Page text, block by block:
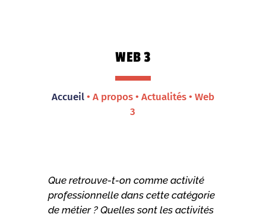
WEB 3
Accueil• A propos • Actualités • Web
3
Que retrouve-t-on comme activité
professionnelle dans cette catégorie
de métier ? Quelles sont les activités